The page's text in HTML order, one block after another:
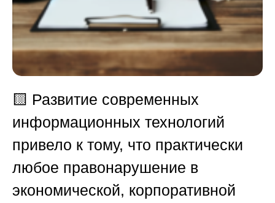
🟨 Развитие современных
информационных технологий
привело к тому, что практически
любое правонарушение в
экономической, корпоративной